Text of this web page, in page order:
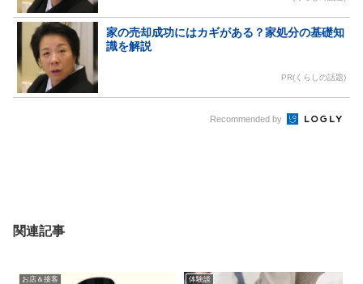
家の売却成功にはカギがある？家処分の基礎知
識を解説
PR(くらしの話題)
Recommended by
関連記事
お店＆接客 体験談